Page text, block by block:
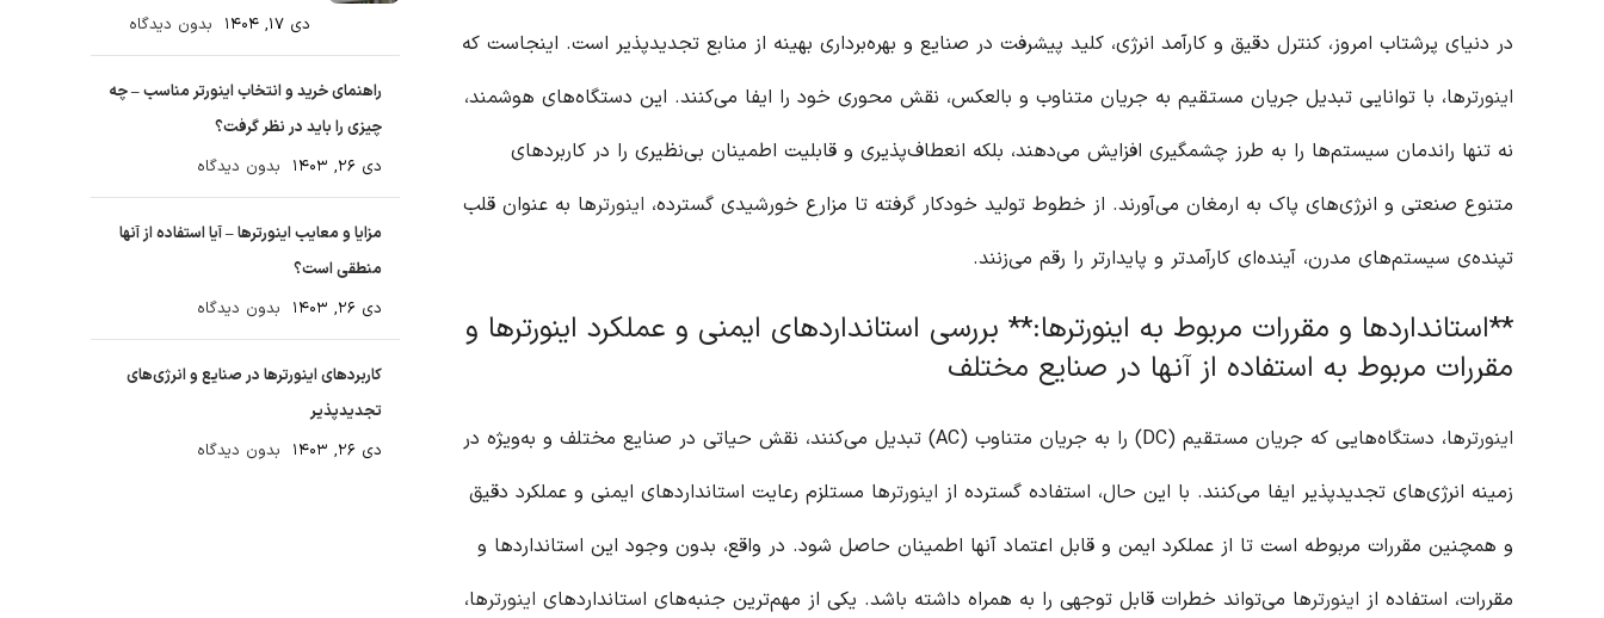
در دنیای پرشتاب امروز، کنترل دقیق و کارآمد انرژی، کلید پیشرفت در صنایع و بهره‌برداری بهینه از منابع تجدیدپذیر است. اینجاست که
اینورترها، با توانایی تبدیل جریان مستقیم به جریان متناوب و بالعکس، نقش محوری خود را ایفا می‌کنند. این دستگاه‌های هوشمند،
نه تنها راندمان سیستم‌ها را به طرز چشمگیری افزایش می‌دهند، بلکه انعطاف‌پذیری و قابلیت اطمینان بی‌نظیری را در کاربردهای
متنوع صنعتی و انرژی‌های پاک به ارمغان می‌آورند. از خطوط تولید خودکار گرفته تا مزارع خورشیدی گسترده، اینورترها به عنوان قلب
تپنده‌ی سیستم‌های مدرن، آینده‌ای کارآمدتر و پایدارتر را رقم می‌زنند.
**استانداردها و مقررات مربوط به اینورترها:** بررسی استانداردهای ایمنی و عملکرد اینورترها و
مقررات مربوط به استفاده از آنها در صنایع مختلف
اینورتر
ها، دستگاه‌هایی که جریان مستقیم (DC) را به جریان متناوب (AC) تبدیل می‌کنند، نقش حیاتی در صنایع مختلف و به‌ویژه در
زمینه انرژی‌های تجدیدپذیر ایفا می‌کنند. با این حال، استفاده گسترده از اینورترها مستلزم رعایت استانداردهای ایمنی و عملکرد دقیق
و همچنین مقررات مربوطه است تا از عملکرد ایمن و قابل اعتماد آنها اطمینان حاصل شود. در واقع، بدون وجود این استانداردها و
مقررات، استفاده از اینورترها می‌تواند خطرات قابل توجهی را به همراه داشته باشد. یکی از مهم‌ترین جنبه‌های استانداردهای اینورترها،
دی ۱۷, ۱۴۰۴
بدون دیدگاه
راهنمای خرید و انتخاب اینورتر مناسب – چه
چیزی را باید در نظر گرفت؟
دی ۲۶, ۱۴۰۳
بدون دیدگاه
مزایا و معایب اینورترها – آیا استفاده از آنها
منطقی است؟
دی ۲۶, ۱۴۰۳
بدون دیدگاه
کاربردهای اینورترها در صنایع و انرژی‌های
تجدیدپذیر
دی ۲۶, ۱۴۰۳
بدون دیدگاه